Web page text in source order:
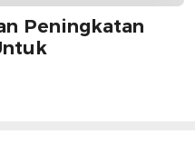
Peningkatan